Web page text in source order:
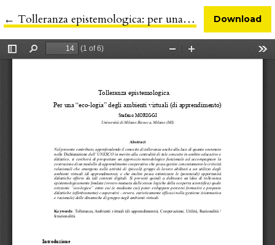
←Return to Article Details
Tolleranza epistemologica: per una "eco-logia" degli ambienti virtuali (di apprendimento) Download